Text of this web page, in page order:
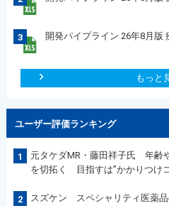
3 開発パイプライン 26年8月版
もっと
ユーザー評価ランキング
1
元タケダMR・藤田祥子氏 年齢
を切拓く 目指すは”かかりつけ
2
スズケン スペシャリティ医薬